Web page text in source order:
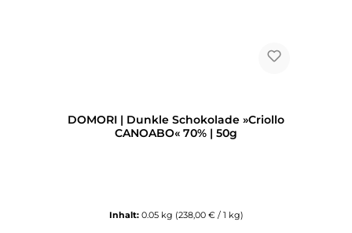
DOMORI | Dunkle Schokolade »Criollo
CANOABO« 70% | 50g
Inhalt: 0.05 kg (238,00 € / 1 kg)